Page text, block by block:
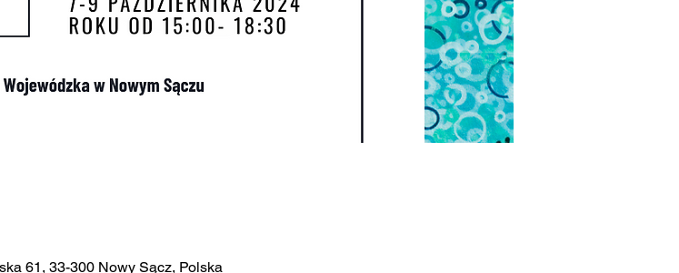
61, 33-300 Nowy Sącz, Polska